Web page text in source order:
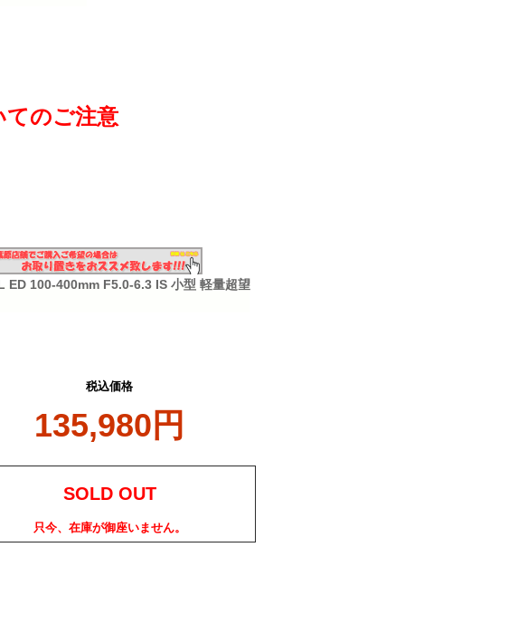
てのご注意
ED 100-400mm F5.0-6.3 IS 小型 軽量超望
税込価格
135,980円
SOLD OUT
只今、在庫が御座いません。